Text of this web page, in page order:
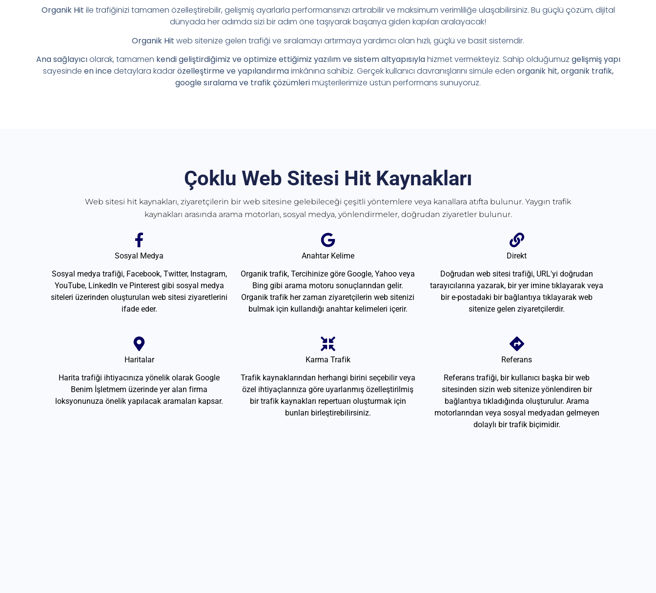
Organik Hit ile trafiğinizi tamamen özelleştirebilir, gelişmiş ayarlarla performansınızı artırabilir ve maksimum verimliliğe ulaşabilirsiniz. Bu güçlü çözüm, dijital
dünyada her adımda sizi bir adım öne taşıyarak başarıya giden kapıları aralayacak!
Organik Hit web sitenize gelen trafiği ve sıralamayı artırmaya yardımcı olan hızlı, güçlü ve basit sistemdir.
Ana sağlayıcıolarak, tamamen kendi geliştirdiğimiz ve optimize ettiğimiz yazılım ve sistem altyapısıylahizmet vermekteyiz. Sahip olduğumuz gelişmiş yapı
sayesinde en incedetaylara kadarözelleştirme ve yapılandırmaimkânına sahibiz. Gerçek kullanıcı davranışlarını simüle eden organik hit, organik trafik,
google sıralama ve trafik çözümlerimüşterilerimize üstün performans sunuyoruz.
Çoklu Web Sitesi Hit Kaynakları
Web sitesi hit kaynakları, ziyaretçilerin bir web sitesine gelebileceği çeşitli yöntemlere veya kanallara atıfta bulunur. Yaygın trafik
kaynakları arasında arama motorları, sosyal medya, yönlendirmeler, doğrudan ziyaretler bulunur.
Sosyal Medya
Sosyal medya trafiği, Facebook, Twitter, Instagram,
YouTube, LinkedIn ve Pinterest gibi sosyal medya
siteleri üzerinden oluşturulan web sitesi ziyaretlerini
ifade eder.
Anahtar Kelime
Organik trafik, Tercihinize göre Google, Yahoo veya
Bing gibi arama motoru sonuçlarından gelir.
Organik trafik her zaman ziyaretçilerin web sitenizi
bulmak için kullandığı anahtar kelimeleri içerir.
Direkt
Doğrudan web sitesi trafiği, URL'yi doğrudan
tarayıcılarına yazarak, bir yer imine tıklayarak veya
bir e-postadaki bir bağlantıya tıklayarak web
sitenize gelen ziyaretçilerdir.
Haritalar
Harita trafiği ihtiyacınıza yönelik olarak Google
Benim İşletmem üzerinde yer alan firma
loksyonunuza önelik yapılacak aramaları kapsar.
Karma Trafik
Trafik kaynaklarından herhangi birini seçebilir veya
özel ihtiyaçlarınıza göre uyarlanmış özelleştirilmiş
bir trafik kaynakları repertuarı oluşturmak için
bunları birleştirebilirsiniz.
Referans
Referans trafiği, bir kullanıcı başka bir web
sitesinden sizin web sitenize yönlendiren bir
bağlantıya tıkladığında oluşturulur. Arama
motorlarından veya sosyal medyadan gelmeyen
dolaylı bir trafik biçimidir.